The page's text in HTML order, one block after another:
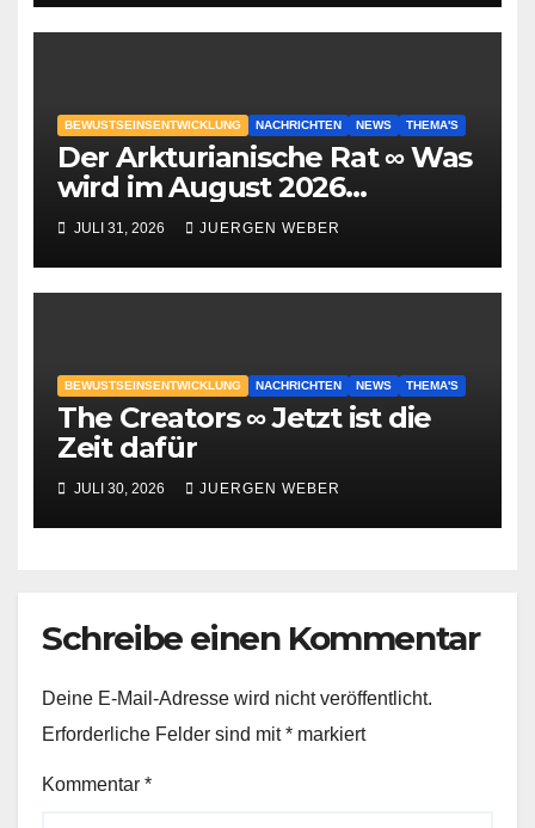
BEWUSTSEINSENTWICKLUNG NACHRICHTEN NEWS THEMA'S
Der Arkturianische Rat ∞ Was
wird im August 2026
geschehen?
JULI 31, 2026 JUERGEN WEBER
BEWUSTSEINSENTWICKLUNG NACHRICHTEN NEWS THEMA'S
The Creators ∞ Jetzt ist die
Zeit dafür
JULI 30, 2026 JUERGEN WEBER
Schreibe einen Kommentar
Deine E-Mail-Adresse wird nicht veröffentlicht.
Erforderliche Felder sind mit* markiert
Kommentar *